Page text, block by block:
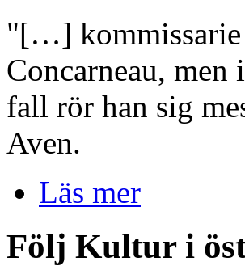
"[…] kommissarie
Concarneau, men
fall rör han sig
Aven.
Läs mer
Följ Kultur i